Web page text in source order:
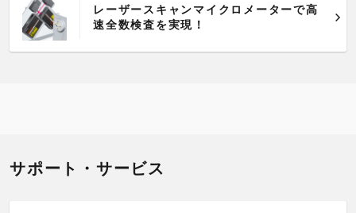
レーザースキャンマイクロメーターで高
速全数検査を実現！
サポート・サービス